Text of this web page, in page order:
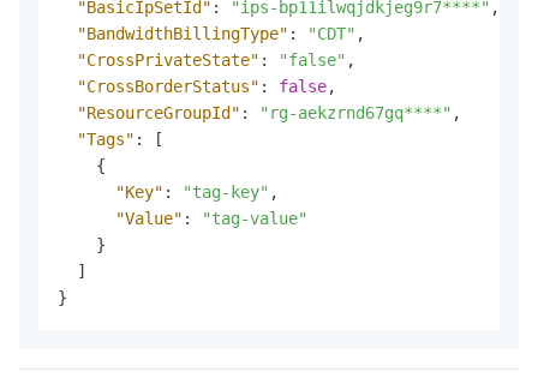
"BasicIpSetId" : "ips-bp11ilwqjdkjeg9r7****" ,
"BandwidthBillingType" : "CDT" ,
"CrossPrivateState" : "false" ,
"CrossBorderStatus" : false,
"ResourceGroupId" : "rg-aekzrnd67gq****" ,
"Tags" :
[
{
"Key" : "tag-key" ,
"Value" :
"tag-value"
}
]
}